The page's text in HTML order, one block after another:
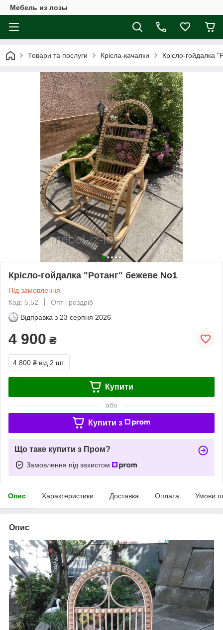
Мебель из лозы
Товари та послуги Крісла-качалки Крісло-гойдалка
Крісло-гойдалка "Ротанг" бежеве No1
Під замовлення
Код: 5,52
Опт і роздріб
Відправка з 23 серпня 2026
4 900 ₴
4 800 ₴ від 2 шт.
Купити
або
Купити з
Що таке купити з Пром?
Замовлення під захистом
Опис Характеристики Доставка Оплата Умови
Опис